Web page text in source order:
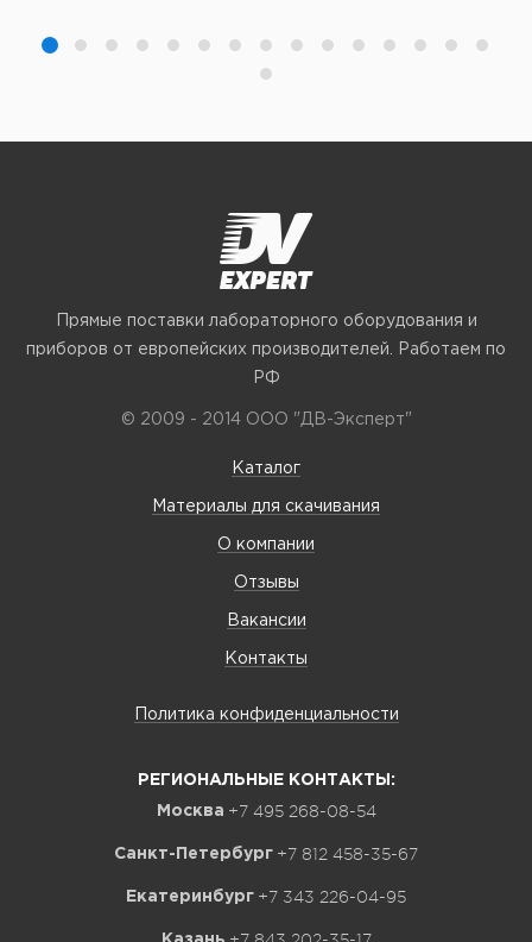
Прямые поставки лабораторного оборудования и
приборов от европейских производителей. Работаем по
РФ
© 2009 - 2014 ООО "ДВ-Эксперт"
Каталог
Материалы для скачивания
О компании
Отзывы
Вакансии
Контакты
Политика конфиденциальности
РЕГИОНАЛЬНЫЕ КОНТАКТЫ:
Москва +7 495 268-08-54
Санкт-Петербург +7 812 458-35-67
Екатеринбург +7 343 226-04-95